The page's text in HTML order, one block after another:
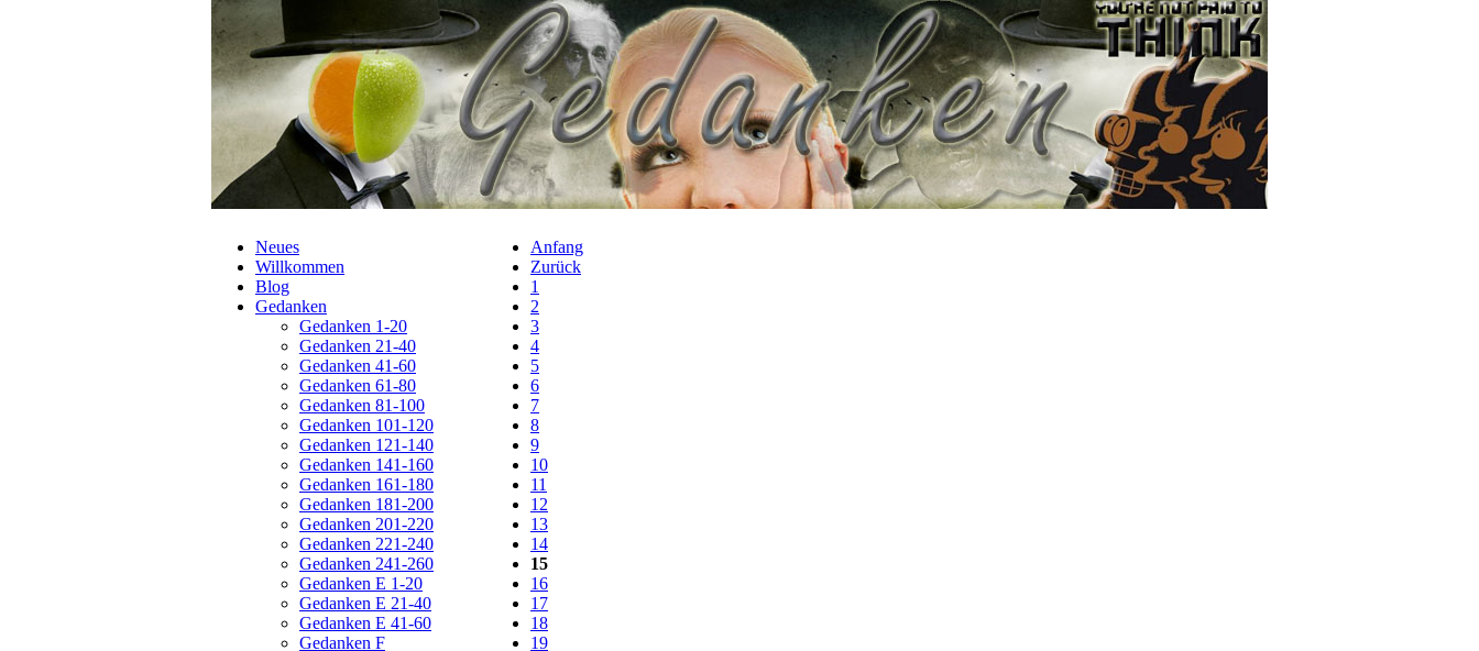
Anfang
Zurück
1
2
3
4
5
6
7
8
9
10
11
12
13
14
15
16
17
18
19
überspringen
Neues
Willkommen
Blog
Gedanken
Gedanken 1-20
Gedanken 21-40
Gedanken 41-60
Gedanken 61-80
Gedanken 81-100
Gedanken 101-120
Gedanken 121-140
Gedanken 141-160
Gedanken 161-180
Gedanken 181-200
Gedanken 201-220
Gedanken 221-240
Gedanken 241-260
Gedanken E 1-20
Gedanken E 21-40
Gedanken E 41-60
Gedanken F